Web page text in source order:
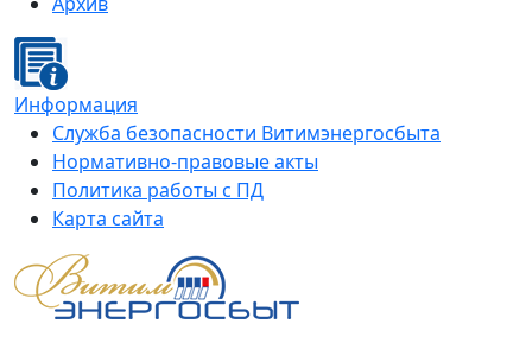
Информация
Служба безопасности Витимэнергосбыта
Нормативно-правовые акты
Политика работы с ПД
Карта сайта